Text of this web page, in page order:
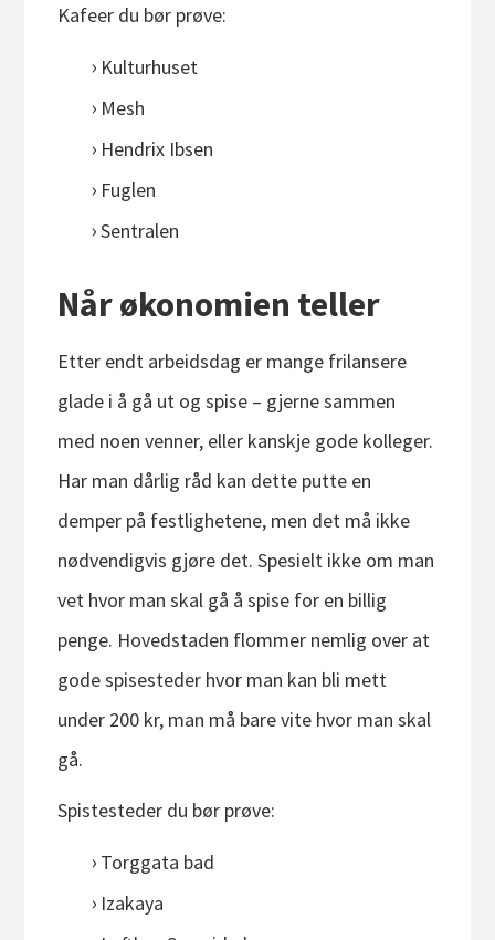
Kafeer du bør prøve:
Kulturhuset
Mesh
Hendrix Ibsen
Fuglen
Sentralen
Når økonomien teller
Etter endt arbeidsdag er mange frilansere
glade i å gå ut og spise – gjerne sammen
med noen venner, eller kanskje gode kolleger.
Har man dårlig råd kan dette putte en
demper på festlighetene, men det må ikke
nødvendigvis gjøre det. Spesielt ikke om man
vet hvor man skal gå å spise for en billig
penge. Hovedstaden flommer nemlig over at
gode spisesteder hvor man kan bli mett
under 200 kr, man må bare vite hvor man skal
gå.
Spistesteder du bør prøve:
Torggata bad
Izakaya